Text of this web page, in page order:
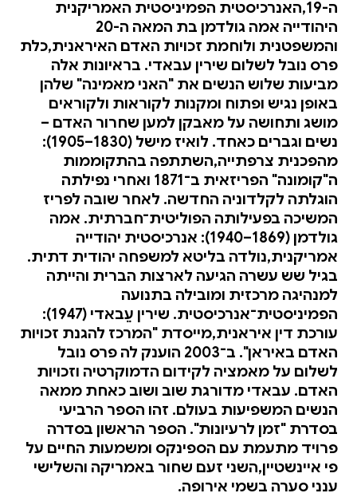
ה-19,האנרכיסטית הפמיניסטית האמריקנית
היהודייה אמה גולדמן בת המאה ה-20
והמשפטנית ולוחמת זכויות האדם האיראנית,כלת
פרס נובל לשלום שירין עבאדי. בראיונות אלה
מביעות שלוש הנשים את "האני מאמינה" שלהן
באופן נגיש ופתוח ומקנות לקוראות ולקוראים
מושג ותחושה על מאבקן למען שחרור האדם –
נשים וגברים כאחד. לואיז מישל (1830–1905):
מהפכנית צרפתייה,השתתפה בהתקוממות
ה"קומונה" הפריזאית ב־1871 ואחרי נפילתה
הוגלתה לקלדוניה החדשה. לאחר שובה לפריז
המשיכה בפעילותה הפוליטית־חברתית. אמה
גולדמן (1869–1940): אנרכיסטית יהודייה
אמריקנית,נולדה בליטא למשפחה יהודית דתית.
בגיל שש עשרה הגיעה לארצות הברית והייתה
למנהיגה מרכזית ומובילה בתנועה
הפמיניסטית־אנרכיסטית. שירין עֵבאדי (1947):
עורכת דין איראנית,מייסדת "המרכז להגנת זכויות
האדם באיראן". ב־2003 הוענק לה פרס נובל
לשלום על מאמציה לקידום הדמוקרטיה וזכויות
האדם. עבאדי מדורגת שוב ושוב כאחת ממאה
הנשים המשפיעות בעולם. זהו הספר הרביעי
בסדרת "זמן לרעיונות". הספר הראשון בסדרה
פרויד מתעמת עם הספינקס ומשמעות החיים על
פי איינשטיין,השני זעם שחור באמריקה והשלישי
ענני סערה בשמי אירופה.